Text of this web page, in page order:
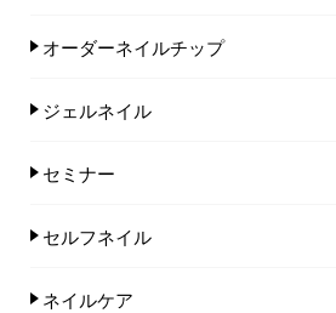
オーダーネイルチップ
ジェルネイル
セミナー
セルフネイル
ネイルケア